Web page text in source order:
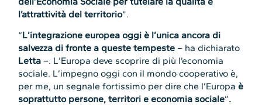
l’attrattività del territorio”.
“L’integrazione europea oggi è l’unica ancora di
salvezza di fronte a queste tempeste – ha dichiarato
Letta –. L’Europa deve scoprire di più l’economia
sociale. L’impegno oggi con il mondo cooperativo è,
per me, un segnale fortissimo per dire che l’Europa è
soprattutto persone, territori e economia sociale”.